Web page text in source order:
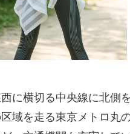
に横切る中央線に北側
域を走る東京メトロ丸